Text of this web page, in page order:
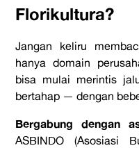
Florikultura?
Jangan keliru
hanya domain
bisa mulai merintis
bertahap — dengan
Bergabung dengan
ASBINDO (Asosiasi